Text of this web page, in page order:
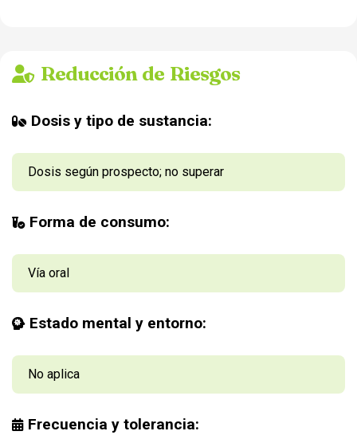
Reducción de Riesgos
Dosis y tipo de sustancia:
Dosis según prospecto; no superar
Forma de consumo:
Vía oral
Estado mental y entorno:
No aplica
Frecuencia y tolerancia: